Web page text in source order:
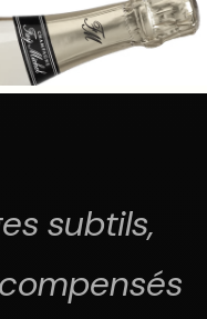
subtils,